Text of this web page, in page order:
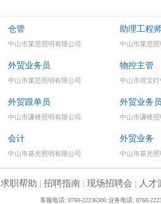
仓管
中山市莱思照明有限公司
助理工程
中山市莱思
外贸业务员
中山市莱思照明有限公司
物控主管
中山市琪宝
外贸跟单员
中山市谦锋照明有限公司
外贸业务
中山市谦锋
会计
中山市基光照明有限公司
外贸业务
中山市基光
求职帮助 | 招聘指南| 现场招聘会 | 人才
客服电话: 0760-22236300 业务电话: 0760-